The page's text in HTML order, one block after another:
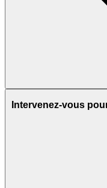
Intervenez-vous